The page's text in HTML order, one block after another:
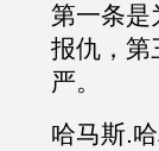
第一条是
报仇，第
严。
哈马斯.